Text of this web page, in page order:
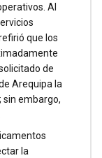
Al
que los
de
Arequipa la
sin embargo,
la